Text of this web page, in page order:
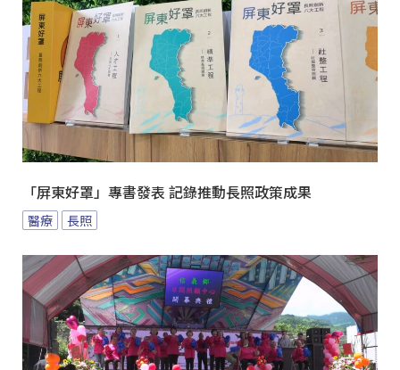
「屏東好罩」專書發表 記錄推動長照政策成果
醫療 長照